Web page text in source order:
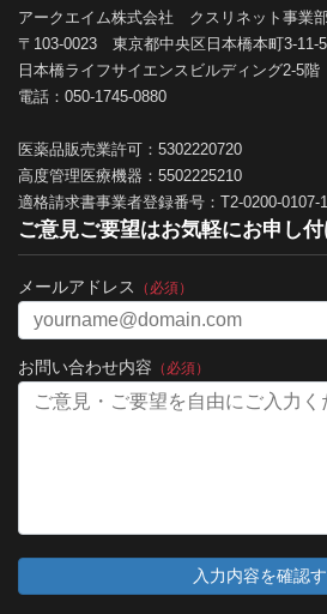
アークエイム株式会社 クスリネット事業
〒103-0023 東京都中央区日本橋本町3-11-5
日本橋ライフサイエンスビルディング2-5階
電話：050-1745-0880
医薬品販売業許可：5302220720
高度管理医療機器：5502225210
適格請求書事業者登録番号：T2-0200-0107-
ご意見ご要望はお気軽にお申し
メールアドレス （必須）
お問い合わせ内容 （必須）